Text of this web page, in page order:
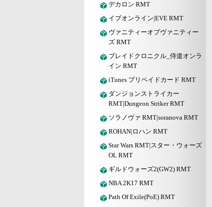
デカロン RMT
イブオンライン|EVE RMT
ヴァニティーオブヴァニティー
ズ RMT
ブレイドクロニクル_侍道オンラ
イン RMT
iTunes プリペイドカード RMT
ダンジョンストライカー
RMT|Dungeon Striker RMT
ソラノヴァ RMT|soranova RMT
ROHAN|ロハン RMT
Star Wars RMT|スター・ウォーズ
OL RMT
ギルドウォーズ2(GW2) RMT
NBA 2K17 RMT
Path Of Exile(PoE) RMT